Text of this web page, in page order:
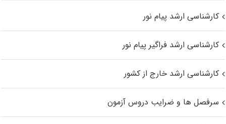
کارشناسی ارشد پیام نور
کارشناسی ارشد فراگیر پیام نور
کارشناسی ارشد خارج از کشور
سرفصل ها و ضرایب دروس آزمون